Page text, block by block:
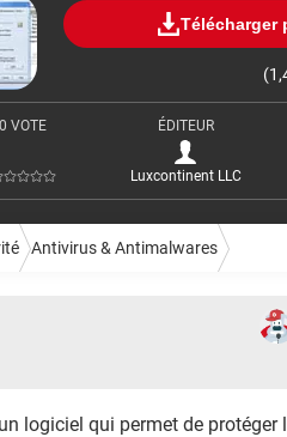
Télécharger
0 VOTE ÉDITEUR
Luxcontinent LLC
Antivirus & Antimalwares
logiciel qui permet de protéger